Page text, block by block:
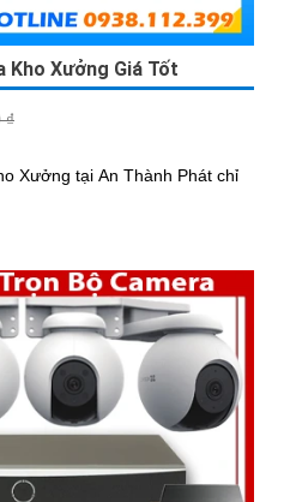
Kho Xưởng Giá Tốt
₫
Xưởng tại An Thành Phát chỉ